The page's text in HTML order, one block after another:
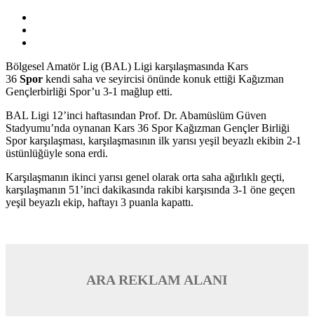
Bölgesel Amatör Lig (BAL) Ligi karşılaşmasında Kars
36 Spor kendi saha ve seyircisi önünde konuk ettiği Kağızman
Gençlerbirliği Spor’u 3-1 mağlup etti.
BAL Ligi 12’inci haftasından Prof. Dr. Abamüslüm Güven
Stadyumu’nda oynanan Kars 36 Spor Kağızman Gençler Birliği
Spor karşılaşması, karşılaşmasının ilk yarısı yeşil beyazlı ekibin 2-1
üstünlüğüyle sona erdi.
Karşılaşmanın ikinci yarısı genel olarak orta saha ağırlıklı geçti,
karşılaşmanın 51’inci dakikasında rakibi karşısında 3-1 öne geçen
yeşil beyazlı ekip, haftayı 3 puanla kapattı.
ARA REKLAM ALANI